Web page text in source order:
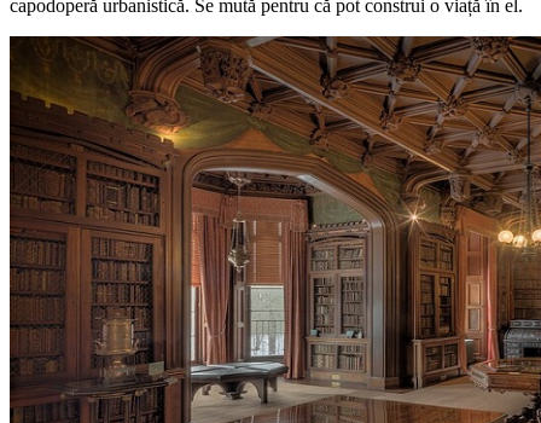
capodoperă urbanistică. Se mută pentru că pot construi o viață în el.